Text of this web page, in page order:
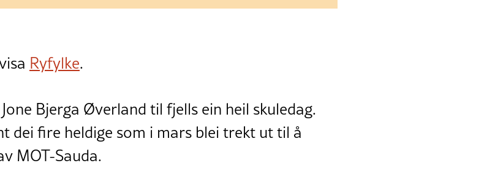
Ryfylke.
Bjerga Øverland til fjells ein heil skuledag.
dei fire heldige som i mars blei trekt ut til å
MOT-Sauda.